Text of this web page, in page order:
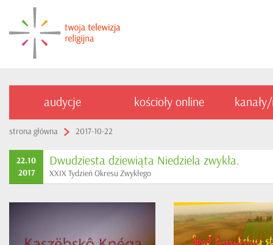
audycje kościoły online
strona główna 2017-10-22
22.10
2017
Dwudziesta dziewiąta Niedziela zwykła.
XXIX Tydzień Okresu Zwykłego